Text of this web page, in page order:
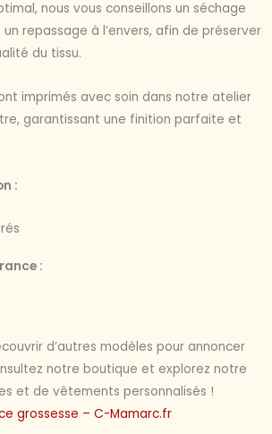
nous vous conseillons un séchage
repassage à l’envers, afin de préserver
du tissu.
imprimés avec soin dans notre atelier
garantissant une finition parfaite et
:
:
d’autres modèles pour annoncer
notre boutique et explorez notre
et de vêtements personnalisés !
grossesse – C-Mamarc.fr